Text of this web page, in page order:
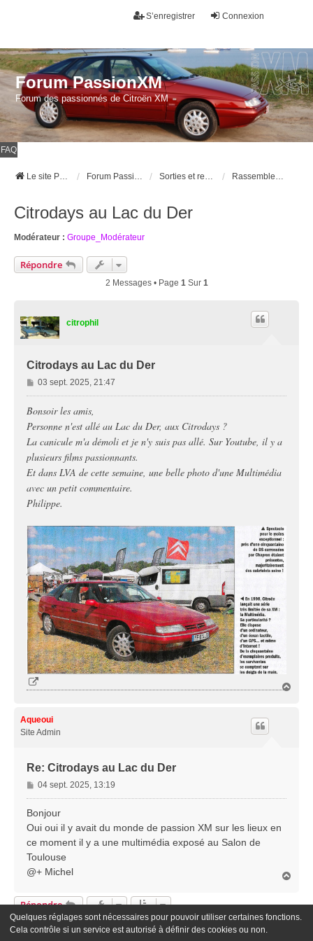
Connexion
S’enregistrer
Forum PassionXM
Forum des passionnés de Citroën XM
FAQ
Le site Passion XM Forum Passion XM Sorties et rencontres Rassemblements
Citrodays au Lac du Der
Modérateur : Groupe_Modérateur
Répondre
2 Messages • Page 1Sur 1
citrophil
Citrodays au Lac du Der
M
e
a
g
e
03 sept. 2025, 21:47
Bonsoir les amis,
Personne n'est allé au Lac du Der, aux Citrodays ?
La canicule m'a démoli et je n'y suis pas allé. Sur Youtube, il y a
plusieurs films passionnants.
Et dans LVA de cette semaine, une belle photo d'une Multimédia
avec un petit commentaire.
Philippe.
Aqueoui
Site Admin
Re: Citrodays au Lac du Der
M
e
s
a
g
e
04 sept. 2025, 13:19
Bonjour
Oui oui il y avait du monde de passion XM sur les lieux en
ce moment il y a une multimédia exposé au Salon de
Toulouse
@+ Michel
Répondre
2 Messages • Page1Sur1
Quelques réglages sont nécessaires pour pouvoir utiliser certaines fonctions.
Cela contrôle si un service est autorisé à définir des cookies ou non.